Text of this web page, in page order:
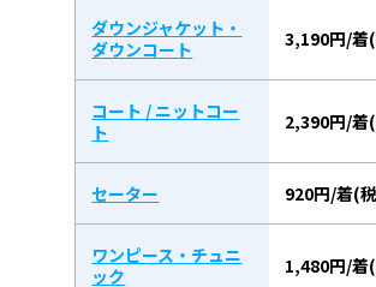
ダウンジャケット・
ダウンコート
3,190円/着
コート / ニットコー
ト
2,390円/着
セーター 920円/着(
ワンピース・チュニ
ック
1,480円/着